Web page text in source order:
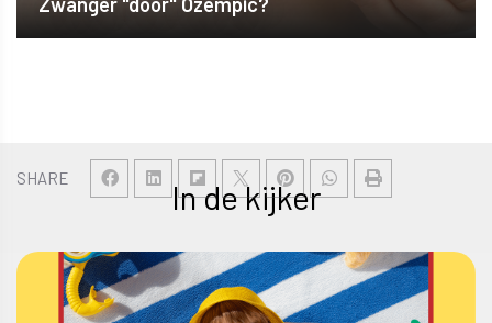
SHARE In de kijker